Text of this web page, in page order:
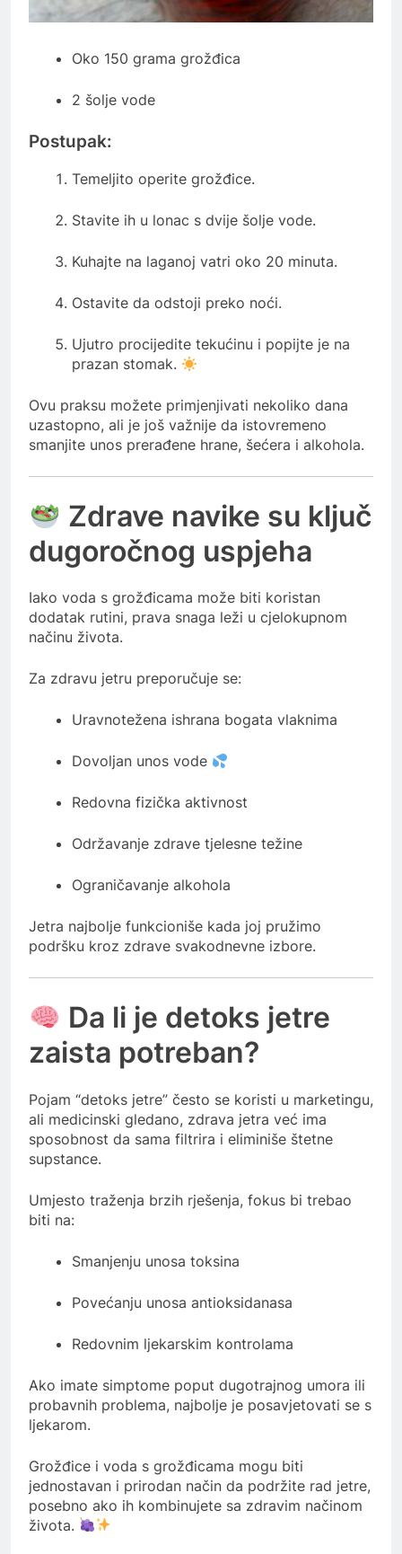
Oko 150 grama grožđica
2 šolje vode
Postupak:
Temeljito operite grožđice.
Stavite ih u lonac s dvije šolje vode.
Kuhajte na laganoj vatri oko 20 minuta.
Ostavite da odstoji preko noći.
Ujutro procijedite tekućinu i popijte je na
prazan stomak.
Ovu praksu možete primjenjivati nekoliko dana
uzastopno, ali je još važnije da istovremeno
smanjite unos prerađene hrane, šećera i alkohola.
Zdrave navike su ključ
dugoročnog uspjeha
Iako voda s grožđicama može biti koristan
dodatak rutini, prava snaga leži u cjelokupnom
načinu života.
Za zdravu jetru preporučuje se:
Uravnotežena ishrana bogata vlaknima
Dovoljan unos vode
Redovna fizička aktivnost
Održavanje zdrave tjelesne težine
Ograničavanje alkohola
Jetra najbolje funkcioniše kada joj pružimo
podršku kroz zdrave svakodnevne izbore.
Da li je detoks jetre
zaista potreban?
Pojam “detoks jetre” često se koristi u marketingu,
ali medicinski gledano, zdrava jetra već ima
sposobnost da sama filtrira i eliminiše štetne
supstance.
Umjesto traženja brzih rješenja, fokus bi trebao
biti na:
Smanjenju unosa toksina
Povećanju unosa antioksidanasa
Redovnim ljekarskim kontrolama
Ako imate simptome poput dugotrajnog umora ili
probavnih problema, najbolje je posavjetovati se s
ljekarom.
Grožđice i voda s grožđicama mogu biti
jednostavan i prirodan način da podržite rad jetre,
posebno ako ih kombinujete sa zdravim načinom
života.